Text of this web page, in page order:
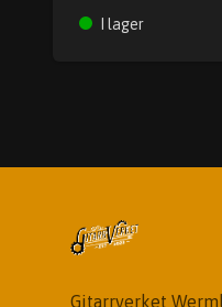
I lager
Gitarrverket